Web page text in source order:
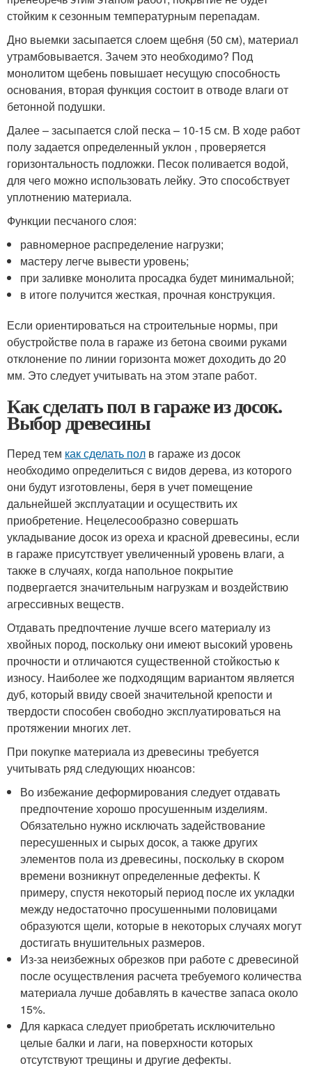
стойким к сезонным температурным перепадам.
Дно выемки засыпается слоем щебня (50 см), материал
утрамбовывается. Зачем это необходимо? Под
монолитом щебень повышает несущую способность
основания, вторая функция состоит в отводе влаги от
бетонной подушки.
Далее – засыпается слой песка – 10-15 см. В ходе работ
полу задается определенный уклон , проверяется
горизонтальность подложки. Песок поливается водой,
для чего можно использовать лейку. Это способствует
уплотнению материала.
Функции песчаного слоя:
равномерное распределение нагрузки;
мастеру легче вывести уровень;
при заливке монолита просадка будет минимальной;
в итоге получится жесткая, прочная конструкция.
Если ориентироваться на строительные нормы, при
обустройстве пола в гараже из бетона своими руками
отклонение по линии горизонта может доходить до 20
мм. Это следует учитывать на этом этапе работ.
Как сделать пол в гараже из досок.
Выбор древесины
Перед тем как сделать пол в гараже из досок
необходимо определиться с видов дерева, из которого
они будут изготовлены, беря в учет помещение
дальнейшей эксплуатации и осуществить их
приобретение. Нецелесообразно совершать
укладывание досок из ореха и красной древесины, если
в гараже присутствует увеличенный уровень влаги, а
также в случаях, когда напольное покрытие
подвергается значительным нагрузкам и воздействию
агрессивных веществ.
Отдавать предпочтение лучше всего материалу из
хвойных пород, поскольку они имеют высокий уровень
прочности и отличаются существенной стойкостью к
износу. Наиболее же подходящим вариантом является
дуб, который ввиду своей значительной крепости и
твердости способен свободно эксплуатироваться на
протяжении многих лет.
При покупке материала из древесины требуется
учитывать ряд следующих нюансов:
Во избежание деформирования следует отдавать
предпочтение хорошо просушенным изделиям.
Обязательно нужно исключать задействование
пересушенных и сырых досок, а также других
элементов пола из древесины, поскольку в скором
времени возникнут определенные дефекты. К
примеру, спустя некоторый период после их укладки
между недостаточно просушенными половицами
образуются щели, которые в некоторых случаях могут
достигать внушительных размеров.
Из-за неизбежных обрезков при работе с древесиной
после осуществления расчета требуемого количества
материала лучше добавлять в качестве запаса около
15%.
Для каркаса следует приобретать исключительно
целые балки и лаги, на поверхности которых
отсутствуют трещины и другие дефекты.